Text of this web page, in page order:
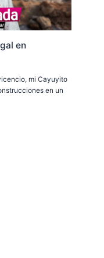
en
mi Cayuyito
en un